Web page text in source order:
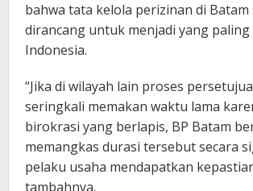
bahwa tata kelola perizinan di Batam
dirancang untuk menjadi yang paling
Indonesia.
“Jika di wilayah lain proses
seringkali memakan waktu lama
birokrasi yang berlapis, BP Batam
memangkas durasi tersebut secara
pelaku usaha mendapatkan
tambahnya.